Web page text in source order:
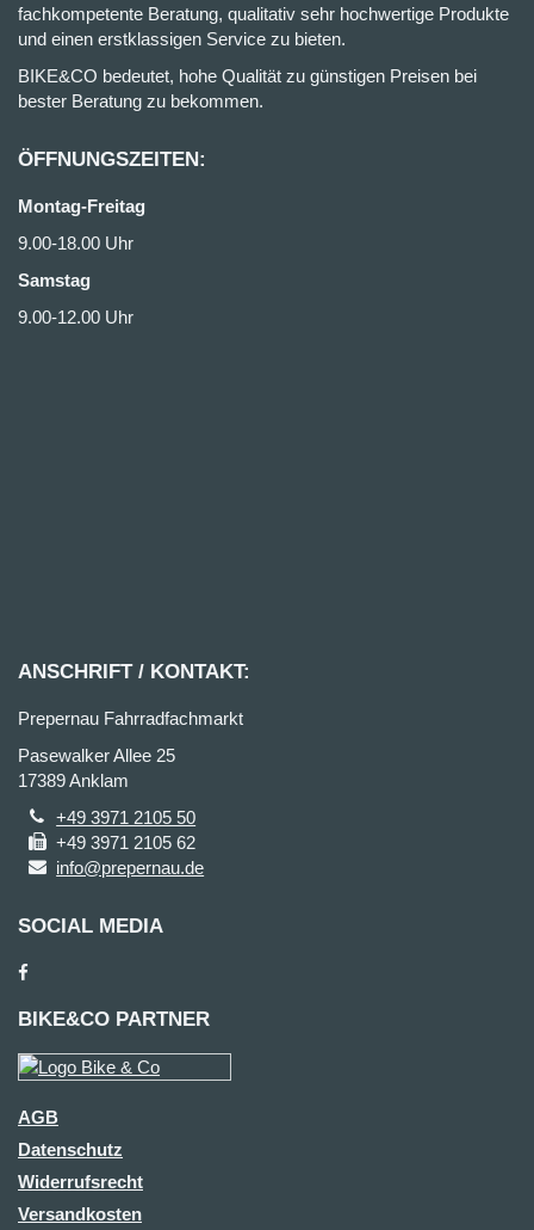
fachkompetente Beratung, qualitativ sehr hochwertige Produkte
und einen erstklassigen Service zu bieten.
BIKE&CO bedeutet, hohe Qualität zu günstigen Preisen bei
bester Beratung zu bekommen.
ÖFFNUNGSZEITEN:
Montag-Freitag
9.00-18.00 Uhr
Samstag
9.00-12.00 Uhr
ANSCHRIFT / KONTAKT:
Prepernau Fahrradfachmarkt
Pasewalker Allee 25
17389 Anklam
+49 3971 2105 50
+49 3971 2105 62
info@prepernau.de
SOCIAL MEDIA
BIKE&CO PARTNER
AGB
Datenschutz
Widerrufsrecht
Versandkosten